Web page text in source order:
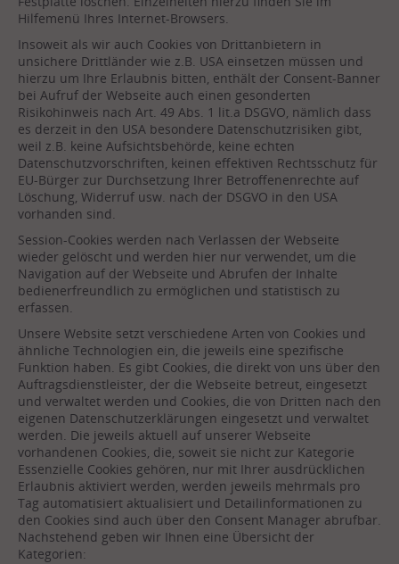
Hilfemenü Ihres Internet-Browsers.
Insoweit als wir auch Cookies von Drittanbietern in
unsichere Drittländer wie z.B. USA einsetzen müssen und
hierzu um Ihre Erlaubnis bitten, enthält der Consent-Banner
bei Aufruf der Webseite auch einen gesonderten
Risikohinweis nach Art. 49 Abs. 1 lit.a DSGVO, nämlich dass
es derzeit in den USA besondere Datenschutzrisiken gibt,
weil z.B. keine Aufsichtsbehörde, keine echten
Datenschutzvorschriften, keinen effektiven Rechtsschutz für
EU-Bürger zur Durchsetzung Ihrer Betroffenenrechte auf
Löschung, Widerruf usw. nach der DSGVO in den USA
vorhanden sind.
Session-Cookies werden nach Verlassen der Webseite
wieder gelöscht und werden hier nur verwendet, um die
Navigation auf der Webseite und Abrufen der Inhalte
bedienerfreundlich zu ermöglichen und statistisch zu
erfassen.
Unsere Website setzt verschiedene Arten von Cookies und
ähnliche Technologien ein, die jeweils eine spezifische
Funktion haben. Es gibt Cookies, die direkt von uns über den
Auftragsdienstleister, der die Webseite betreut, eingesetzt
und verwaltet werden und Cookies, die von Dritten nach den
eigenen Datenschutzerklärungen eingesetzt und verwaltet
werden. Die jeweils aktuell auf unserer Webseite
vorhandenen Cookies, die, soweit sie nicht zur Kategorie
Essenzielle Cookies gehören, nur mit Ihrer ausdrücklichen
Erlaubnis aktiviert werden, werden jeweils mehrmals pro
Tag automatisiert aktualisiert und Detailinformationen zu
den Cookies sind auch über den Consent Manager abrufbar.
Nachstehend geben wir Ihnen eine Übersicht der
Kategorien: